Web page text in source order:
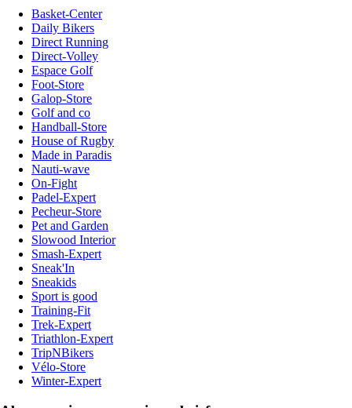
Basket-Center
Daily Bikers
Direct Running
Direct-Volley
Espace Golf
Foot-Store
Galop-Store
Golf and co
Handball-Store
House of Rugby
Made in Paradis
Nauti-wave
On-Fight
Padel-Expert
Pecheur-Store
Pet and Garden
Slowood Interior
Smash-Expert
Sneak'In
Sneakids
Sport is good
Training-Fit
Trek-Expert
Triathlon-Expert
TripNBikers
Vélo-Store
Winter-Expert